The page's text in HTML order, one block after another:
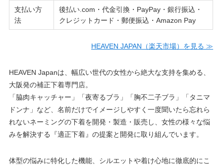
支払い方
法
後払い.com・代金引換・PayPay・銀行振込・
クレジットカード・郵便振込・Amazon Pay
HEAVEN JAPAN（楽天市場）を見る ≫
HEAVEN Japanは、幅広い世代の女性から絶大な支持を集める、
大阪発の補正下着専門店。
「脇肉キャッチャー」「夜寄るブラ」「胸不二子ブラ」「タニマ
ドンナ」など、名前だけでイメージしやすく一度聞いたら忘れら
れないネーミングの下着を開発・製造・販売し、女性の様々な悩
みを解決する『適正下着』の提案と開発に取り組んでいます。
体型の悩みに特化した機能、シルエットや着け心地に徹底的にこ